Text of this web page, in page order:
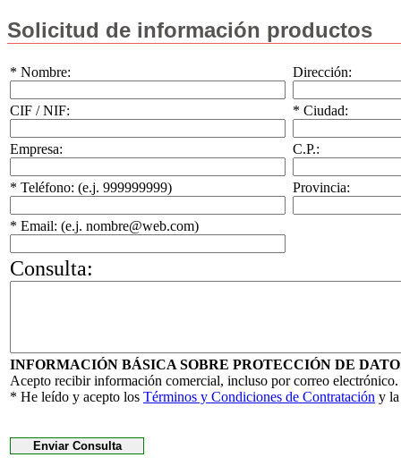
Solicitud de información productos
* Nombre: Dirección:
CIF / NIF: * Ciudad:
Empresa: C.P.:
* Teléfono: (e.j. 999999999) Provincia:
* Email: (e.j. nombre@web.com)
Consulta:
INFORMACIÓN BÁSICA SOBRE PROTECCIÓN DE
Acepto recibir información comercial, incluso por correo electrónico.
* He leído y acepto los Términos y Condiciones de Contratación y